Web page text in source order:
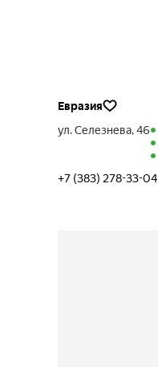
Евразия
ул. Селезнева, 46
+7 (383) 278-33-04